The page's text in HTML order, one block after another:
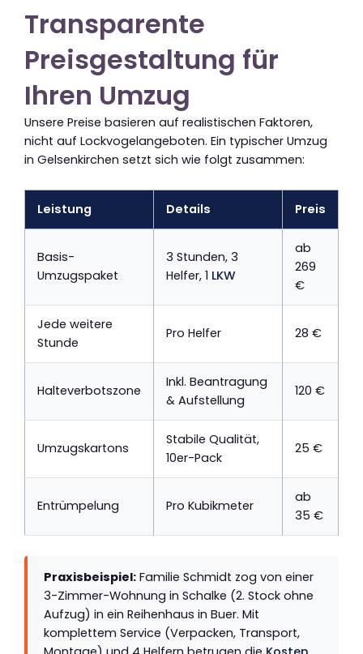
Transparente
Preisgestaltung für
Ihren Umzug
Unsere Preise basieren auf realistischen Faktoren,
nicht auf Lockvogelangeboten. Ein typischer Umzug
in Gelsenkirchen setzt sich wie folgt zusammen:
Leistung Details Preis
Basis-
Umzugspaket
3 Stunden, 3
Helfer, 1 LKW
ab
269
€
Jede weitere
Stunde
Pro Helfer 28 €
Halteverbotszone
Inkl. Beantragung
& Aufstellung
120 €
Umzugskartons
Stabile Qualität,
10er-Pack
25 €
Entrümpelung Pro Kubikmeter
ab
35 €
Praxisbeispiel: Familie Schmidt zog von einer
3-Zimmer-Wohnung in Schalke (2. Stock ohne
Aufzug) in ein Reihenhaus in Buer. Mit
komplettem Service (Verpacken, Transport,